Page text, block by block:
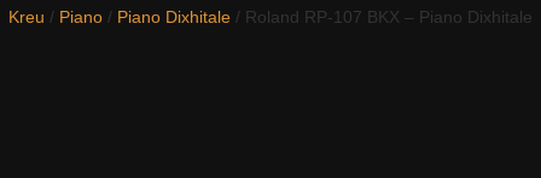
Kreu / Piano / Piano Dixhitale / Roland RP-107 BKX – Piano Dixhitale